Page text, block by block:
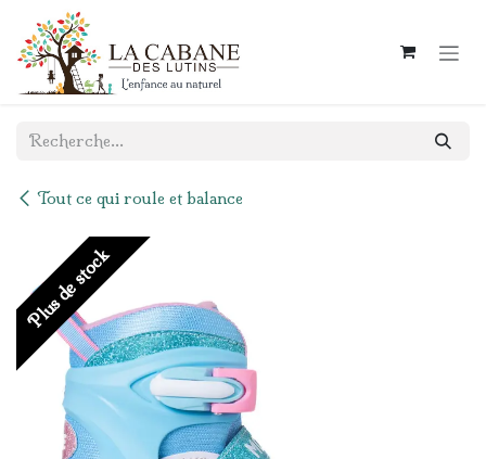
Se rendre au contenu
Tout ce qui roule et balance
Plus de stock